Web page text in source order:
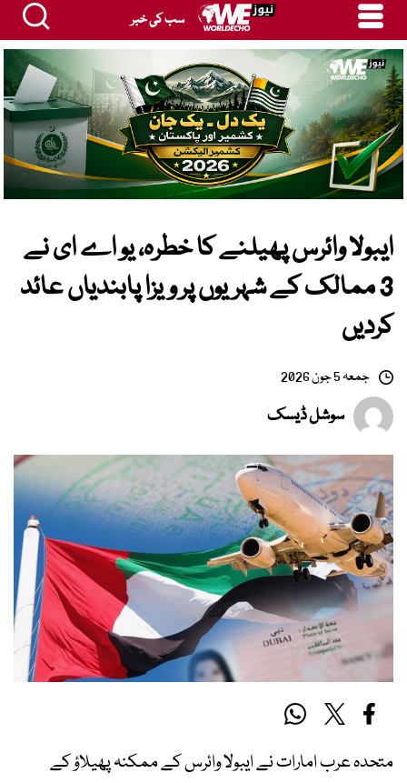
سب کی خبر
ایبولا وائرس پھیلنے کا خطرہ، یو اے ای نے
3 ممالک کے شہریوں پر ویزا پابندیاں عائد
کردیں
جمعہ 5 جون 2026
سوشل ڈیسک
متحدہ عرب امارات نے ایبولا وائرس کے ممکنہ پھیلاؤ کے